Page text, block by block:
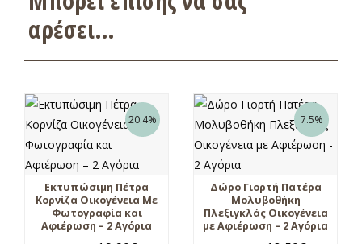
αρέσει…
20.4%
Εκτυπώσιμη Πέτρα
Κορνίζα Οικογένεια Με
Φωτογραφία και
Αφιέρωση – 2 Αγόρια
7.5%
Δώρο Γιορτή Πατέρα
Μολυβοθήκη
Πλεξιγκλάς Οικογένεια
με Αφιέρωση – 2 Αγόρια